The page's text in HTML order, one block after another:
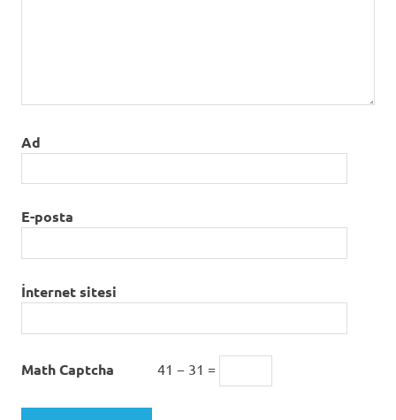
Ad
E-posta
İnternet sitesi
Math Captcha 41 − 31 =